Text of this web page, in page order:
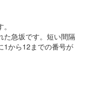
た急坂です。短い間隔
1から12までの番号が